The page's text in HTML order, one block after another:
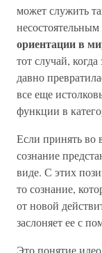
может служить
ориентации в
тот случай,
давно
все еще
функции в
Если принять во
сознание
виде. С этих
то сознание,
от новой
заслоняет ее с
Это понятие